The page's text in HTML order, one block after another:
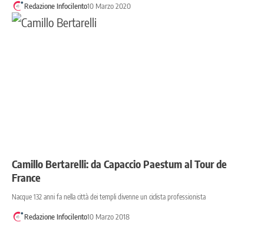
Redazione Infocilento10 Marzo 2020
Camillo Bertarelli: da Capaccio Paestum al Tour de
France
Nacque 132 anni fa nella città dei templi divenne un ciclista professionista
Redazione Infocilento10 Marzo 2018